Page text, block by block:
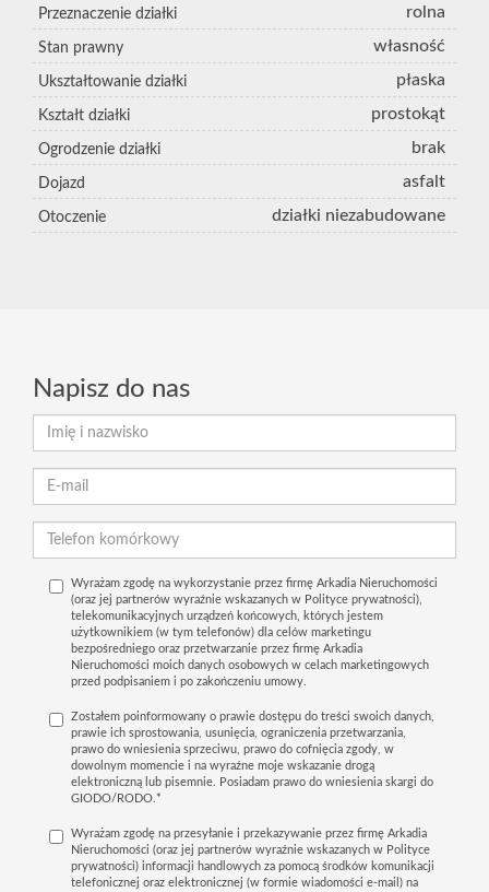
Przeznaczenie działki rolna
Stan prawny własność
Ukształtowanie działki płaska
Kształt działki prostokąt
Ogrodzenie działki brak
Dojazd asfalt
Otoczenie działki niezabudowane
Napisz do nas
Wyrażam zgodę na wykorzystanie przez firmę Arkadia Nieruchomości
(oraz jej partnerów wyraźnie wskazanych w Polityce prywatności),
telekomunikacyjnych urządzeń końcowych, których jestem
użytkownikiem (w tym telefonów) dla celów marketingu
bezpośredniego oraz przetwarzanie przez firmę Arkadia
Nieruchomości moich danych osobowych w celach marketingowych
przed podpisaniem i po zakończeniu umowy.
Zostałem poinformowany o prawie dostępu do treści swoich danych,
prawie ich sprostowania, usunięcia, ograniczenia przetwarzania,
prawo do wniesienia sprzeciwu, prawo do cofnięcia zgody, w
dowolnym momencie i na wyraźne moje wskazanie drogą
elektroniczną lub pisemnie. Posiadam prawo do wniesienia skargi do
GIODO/RODO.*
Wyrażam zgodę na przesyłanie i przekazywanie przez firmę Arkadia
Nieruchomości (oraz jej partnerów wyraźnie wskazanych w Polityce
prywatności) informacji handlowych za pomocą środków komunikacji
telefonicznej oraz elektronicznej (w formie wiadomości e-mail) na